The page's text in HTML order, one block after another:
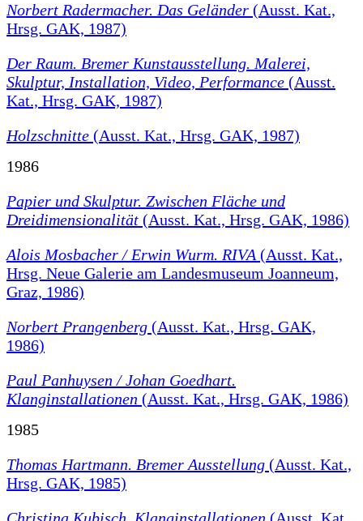
Norbert Radermacher. Das Geländer (Ausst. Kat.,
Hrsg. GAK, 1987)
Der Raum. Bremer Kunstausstellung. Malerei,
Skulptur, Installation, Video, Performance (Ausst.
Kat., Hrsg. GAK, 1987)
Holzschnitte (Ausst. Kat., Hrsg. GAK, 1987)
1986
Papier und Skulptur. Zwischen Fläche und
Dreidimensionalität (Ausst. Kat., Hrsg. GAK, 1986)
Alois Mosbacher / Erwin Wurm. RIVA (Ausst. Kat.,
Hrsg. Neue Galerie am Landesmuseum Joanneum,
Graz, 1986)
Norbert Prangenberg (Ausst. Kat., Hrsg. GAK,
1986)
Paul Panhuysen / Johan Goedhart.
Klanginstallationen (Ausst. Kat., Hrsg. GAK, 1986)
1985
Thomas Hartmann. Bremer Ausstellung (Ausst. Kat.,
Hrsg. GAK, 1985)